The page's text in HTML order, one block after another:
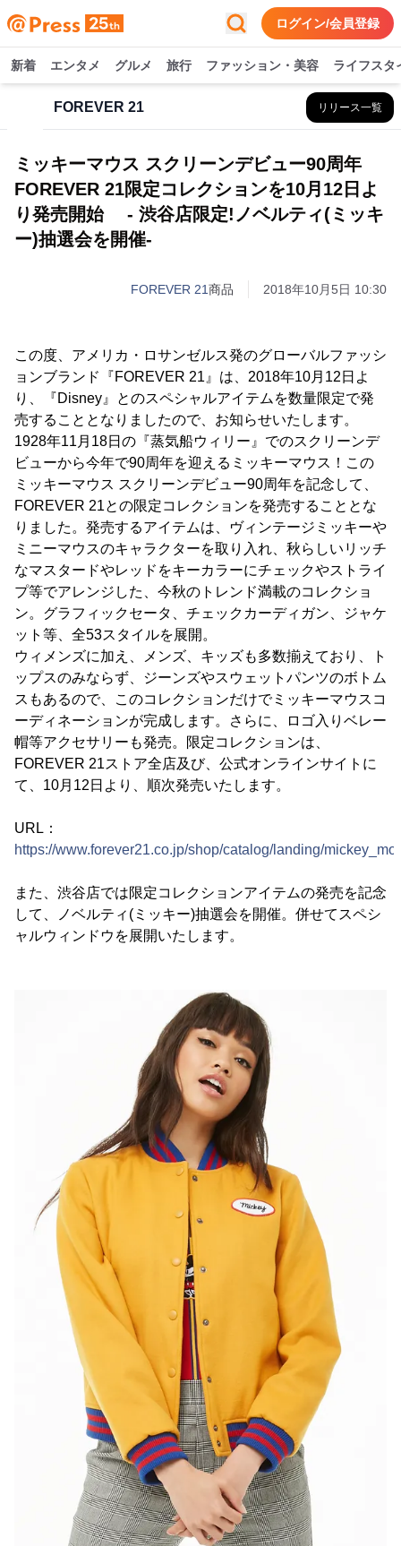
ログイン/会員登録
新着 エンタメ グルメ 旅行 ファッション・美容 ライフスタ
FOREVER 21 リリース一覧
ミッキーマウス スクリーンデビュー90周年
FOREVER 21限定コレクションを10月12日よ
り発売開始 - 渋谷店限定!ノベルティ(ミッキ
ー)抽選会を開催-
FOREVER 21商品 2018年10月5日 10:30
この度、アメリカ・ロサンゼルス発のグローバルファッシ
ョンブランド『FOREVER 21』は、2018年10月12日よ
り、『Disney』とのスペシャルアイテムを数量限定で発
売することとなりましたので、お知らせいたします。
1928年11月18日の『蒸気船ウィリー』でのスクリーンデ
ビューから今年で90周年を迎えるミッキーマウス！この
ミッキーマウス スクリーンデビュー90周年を記念して、
FOREVER 21との限定コレクションを発売することとな
りました。発売するアイテムは、ヴィンテージミッキーや
ミニーマウスのキャラクターを取り入れ、秋らしいリッチ
なマスタードやレッドをキーカラーにチェックやストライ
プ等でアレンジした、今秋のトレンド満載のコレクショ
ン。グラフィックセータ、チェックカーディガン、ジャケ
ット等、全53スタイルを展開。
ウィメンズに加え、メンズ、キッズも多数揃えており、ト
ップスのみならず、ジーンズやスウェットパンツのボトム
スもあるので、このコレクションだけでミッキーマウスコ
ーディネーションが完成します。さらに、ロゴ入りベレー
帽等アクセサリーも発売。限定コレクションは、
FOREVER 21ストア全店及び、公式オンラインサイトに
て、10月12日より、順次発売いたします。
URL：
https://www.forever21.co.jp/shop/catalog/landing/
また、渋谷店では限定コレクションアイテムの発売を記念
して、ノベルティ(ミッキー)抽選会を開催。併せてスペシ
ャルウィンドウを展開いたします。